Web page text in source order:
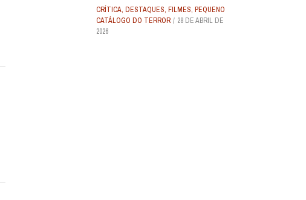
CRÍTICA, DESTAQUES, FILMES, PEQUENO
CATÁLOGO DO TERROR
28 DE ABRIL DE
2026